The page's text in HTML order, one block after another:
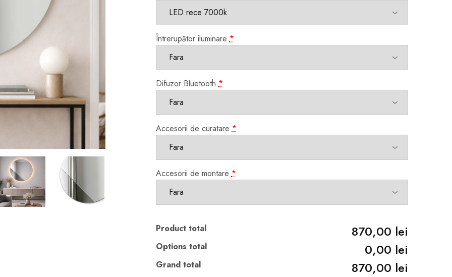
Întrerupător iluminare *
Difuzor Bluetooth *
Accesorii de curatare *
Accesorii de montare *
Product total 870,00 lei
Options total 0,00 lei
Grand total 870,00 lei